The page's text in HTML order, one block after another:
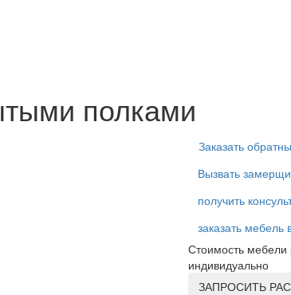
полками
Заказать
Вызвать
получить
заказать мебель
Стоимость мебели
индивидуально
ЗАПРОСИТЬ